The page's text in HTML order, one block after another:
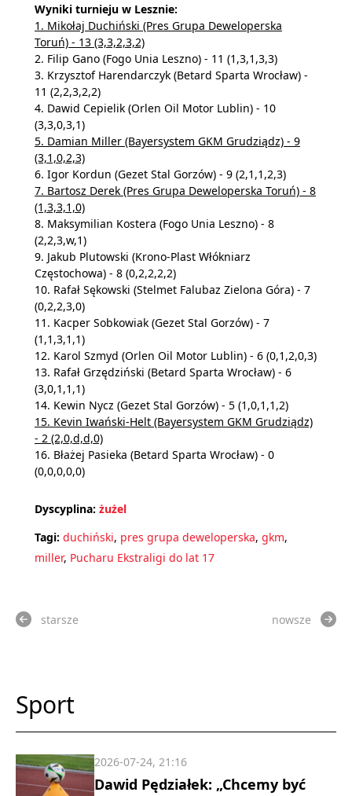
Wyniki turnieju w Lesznie:
1. Mikołaj Duchiński (Pres Grupa Deweloperska
Toruń) - 13 (3,3,2,3,2)
2. Filip Gano (Fogo Unia Leszno) - 11 (1,3,1,3,3)
3. Krzysztof Harendarczyk (Betard Sparta Wrocław) -
11 (2,2,3,2,2)
4. Dawid Cepielik (Orlen Oil Motor Lublin) - 10
(3,3,0,3,1)
5. Damian Miller (Bayersystem GKM Grudziądz) - 9
(3,1,0,2,3)
6. Igor Kordun (Gezet Stal Gorzów) - 9 (2,1,1,2,3)
7. Bartosz Derek (Pres Grupa Deweloperska Toruń) - 8
(1,3,3,1,0)
8. Maksymilian Kostera (Fogo Unia Leszno) - 8
(2,2,3,w,1)
9. Jakub Plutowski (Krono-Plast Włókniarz
Częstochowa) - 8 (0,2,2,2,2)
10. Rafał Sękowski (Stelmet Falubaz Zielona Góra) - 7
(0,2,2,3,0)
11. Kacper Sobkowiak (Gezet Stal Gorzów) - 7
(1,1,3,1,1)
12. Karol Szmyd (Orlen Oil Motor Lublin) - 6 (0,1,2,0,3)
13. Rafał Grzędziński (Betard Sparta Wrocław) - 6
(3,0,1,1,1)
14. Kewin Nycz (Gezet Stal Gorzów) - 5 (1,0,1,1,2)
15. Kevin Iwański-Helt (Bayersystem GKM Grudziądz)
- 2 (2,0,d,d,0)
16. Błażej Pasieka (Betard Sparta Wrocław) - 0
(0,0,0,0,0)
Dyscyplina: żużel
Tagi: duchiński, pres grupa deweloperska, gkm,
miller, Pucharu Ekstraligi do lat 17
starsze nowsze
Sport
Dawid Pędziałek: „Chcemy być
2026-07-24, 21:16